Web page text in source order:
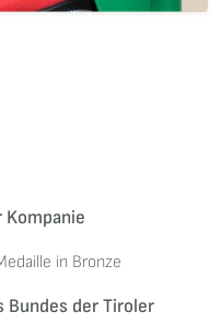
Kompanie
in Bronze
Bundes der Tiroler